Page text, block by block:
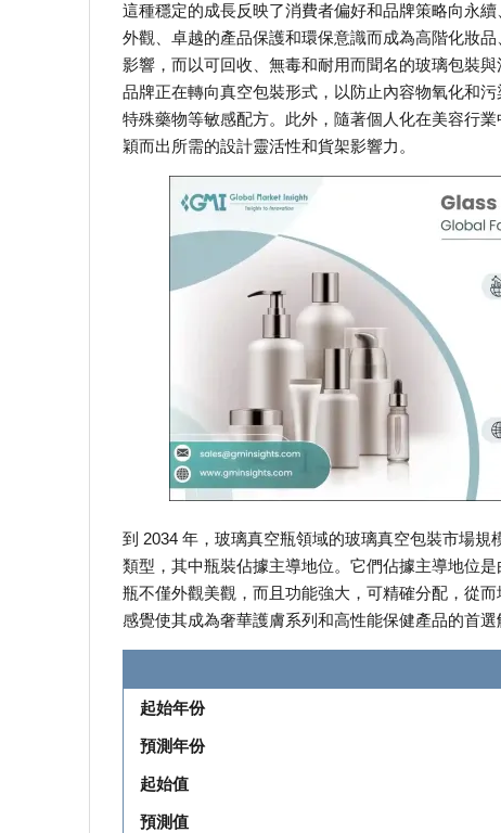
這種穩定的成長反映了消費者偏好和品牌策略向永
外觀、卓越的產品保護和環保意識而成為高階化妝
影響，而以可回收、無毒和耐用而聞名的玻璃包裝
品牌正在轉向真空包裝形式，以防止內容物氧化和
特殊藥物等敏感配方。此外，隨著個人化在美容行
穎而出所需的設計靈活性和貨架影響力。
到 2034 年，玻璃真空瓶領域的玻璃真空包裝市場
類型，其中瓶裝佔據主導地位。它們佔據主導地位
瓶不僅外觀美觀，而且功能強大，可精確分配，從
感覺使其成為奢華護膚系列和高性能保健產品的首選
起始年份
預測年份
起始值
預測值